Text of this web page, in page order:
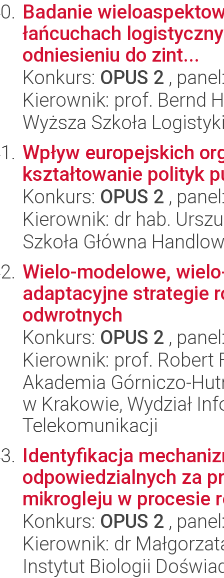
Badanie
łańcuchach
odniesieniu do zint...
Konkurs: OPUS 2 ,
Kierownik: prof. Bernd
Wyższa Szkoła
Wpływ europejskich
kształtowanie polityk
Konkurs: OPUS 2 ,
Kierownik: dr hab.
Szkoła Główna
Wielo-modelowe,
adaptacyjne strategie
odwrotnych
Konkurs: OPUS 2 ,
Kierownik: prof. Robert
Akademia Górniczo-
w Krakowie, Wydział
Telekomunikacji
Identyfikacja
odpowiedzialnych za
mikrogleju w procesie
Konkurs: OPUS 2 ,
Kierownik: dr
Instytut Biologii